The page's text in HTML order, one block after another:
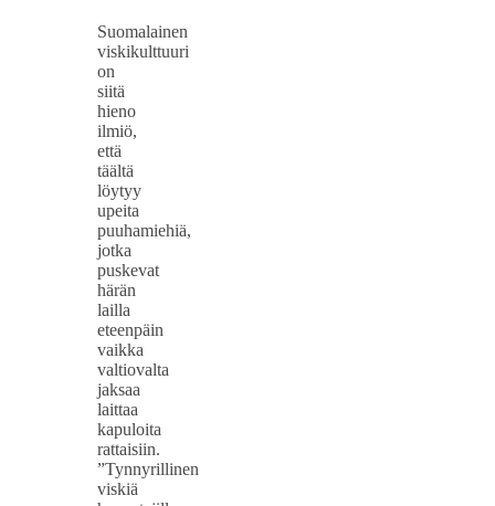
Suomalainen
viskikulttuuri
on
siitä
hieno
ilmiö,
että
täältä
löytyy
upeita
puuhamiehiä,
jotka
puskevat
härän
lailla
eteenpäin
vaikka
valtiovalta
jaksaa
laittaa
kapuloita
rattaisiin.
”Tynnyrillinen
viskiä